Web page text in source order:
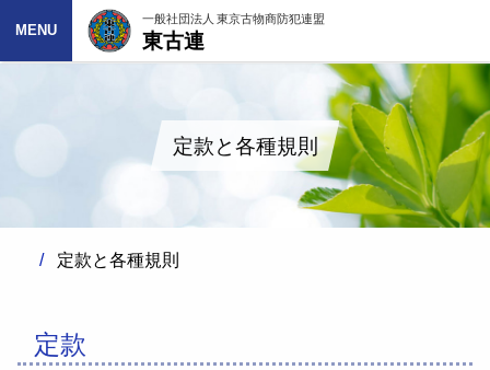
MENU
一般社団法人 東京古物商防犯連盟
東古連
定款と各種規則
定款と各種規則
定款